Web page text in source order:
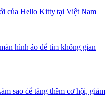
của Hello Kitty tại Việt Nam
hình ảo để tìm không gian
sao để tăng thêm cơ hội, giảm